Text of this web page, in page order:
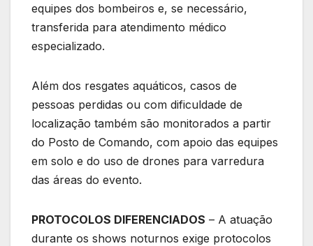
equipes dos bombeiros e, se necessário,
transferida para atendimento médico
especializado.
Além dos resgates aquáticos, casos de
pessoas perdidas ou com dificuldade de
localização também são monitorados a partir
do Posto de Comando, com apoio das equipes
em solo e do uso de drones para varredura
das áreas do evento.
PROTOCOLOS DIFERENCIADOS – A atuação
durante os shows noturnos exige protocolos